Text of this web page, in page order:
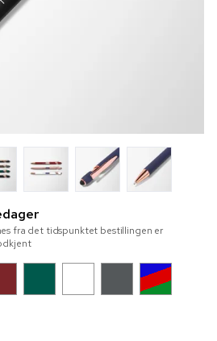
fra det tidspunktet bestillingen er